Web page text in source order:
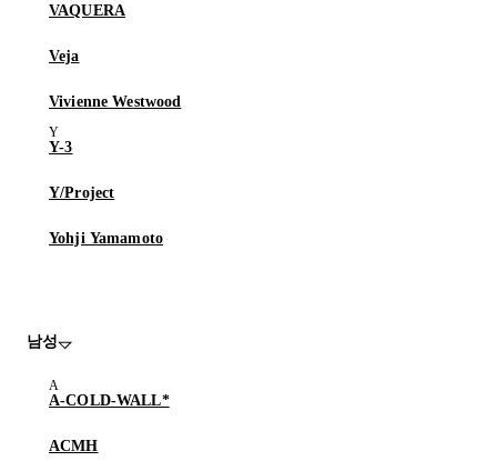
VAQUERA
Veja
Vivienne Westwood
Y-3
Y/Project
Yohji Yamamoto
남성
A-COLD-WALL*
ACMH